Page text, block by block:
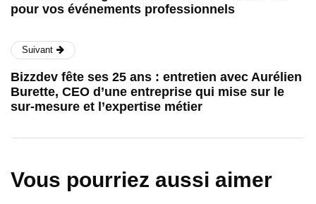
pour vos événements professionnels
Suivant
Bizzdev fête ses 25 ans : entretien avec Aurélien
Burette, CEO d’une entreprise qui mise sur le
sur-mesure et l’expertise métier
Vous pourriez aussi aimer